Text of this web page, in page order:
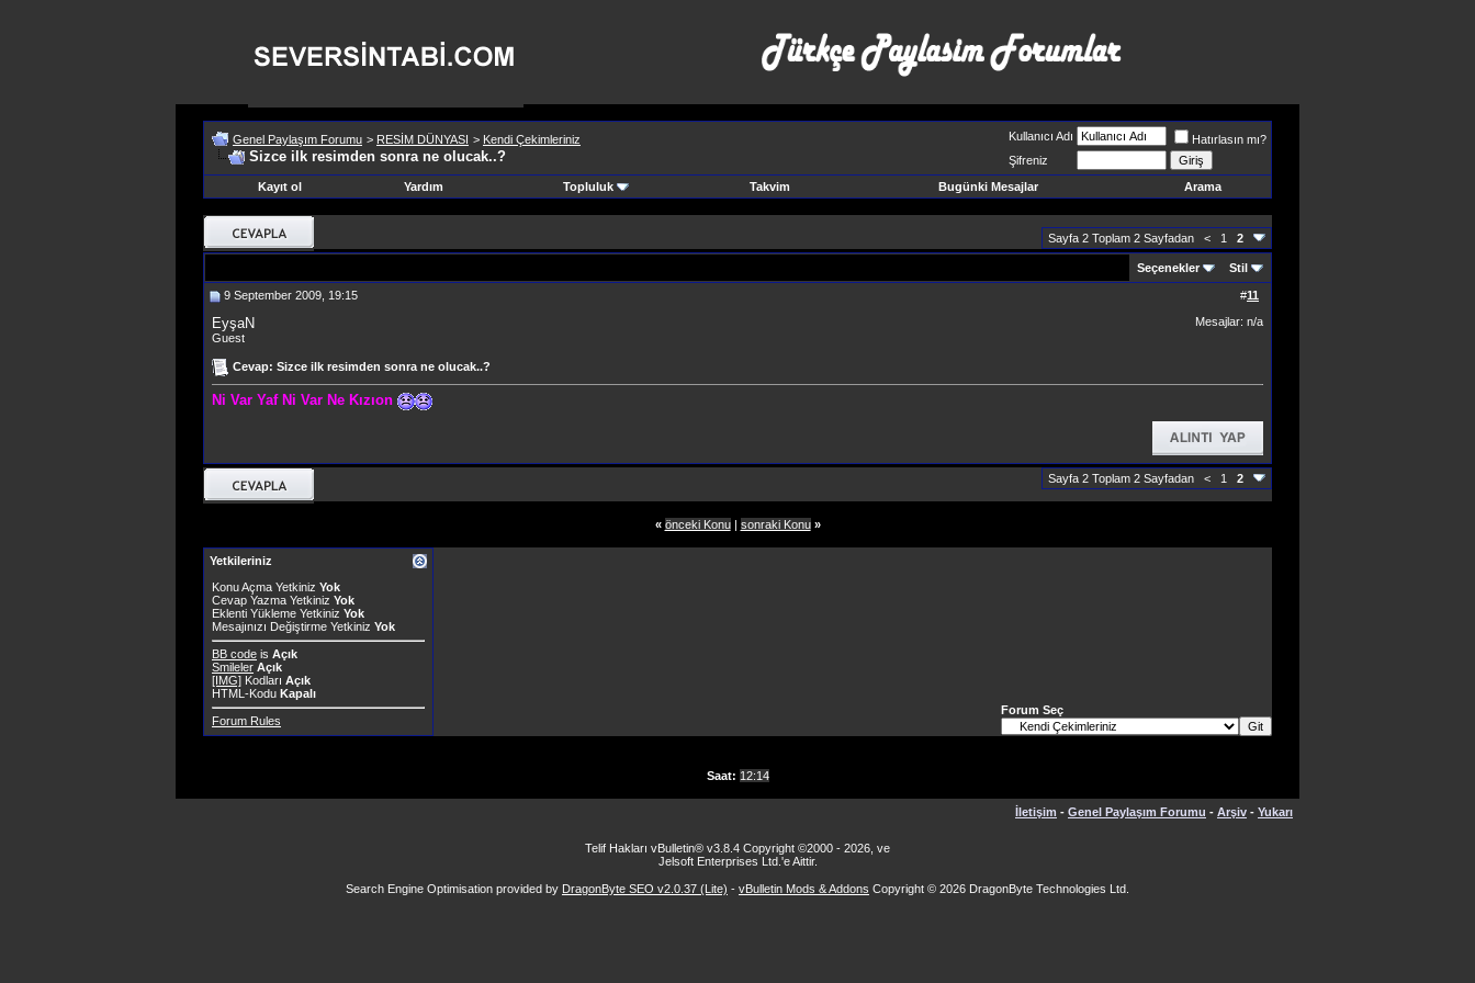
Genel Paylaşım Forumu > RESİM DÜNYASI > Kendi Çekimleriniz
Sizce ilk resimden sonra ne olucak..?
Kullanıcı Adı
Hatırlasın mı?
Şifreniz
Kayıt ol
Yardım Topluluk Takvim Bugünki Mesajlar Arama
Sayfa 2 Toplam 2 Sayfadan < 1 2
Seçenekler Stil
#11
9 September 2009, 19:15
EyşaN
Guest
Mesajlar: n/a
Cevap: Sizce ilk resimden sonra ne olucak..?
Ni Var Yaf Ni Var Ne Kızıon
Sayfa 2 Toplam 2 Sayfadan < 1 2
« önceki Konu| sonraki Konu »
Yetkileriniz
Konu Açma Yetkiniz Yok
Cevap Yazma Yetkiniz Yok
Eklenti Yükleme Yetkiniz Yok
Mesajınızı Değiştirme Yetkiniz Yok
BB code is Açık
Smileler Açık
[IMG] Kodları Açık
HTML-Kodu Kapalı
Forum Rules
Forum Seç
Saat: 12:14
İletişim - Genel Paylaşım Forumu - Arşiv - Yukarı
Telif Hakları vBulletin® v3.8.4 Copyright ©2000 - 2026, ve
Jelsoft Enterprises Ltd.'e Aittir.
Search Engine Optimisation provided by DragonByte SEO v2.0.37 (Lite) - vBulletin Mods & Addons Copyright © 2026 DragonByte Technologies Ltd.